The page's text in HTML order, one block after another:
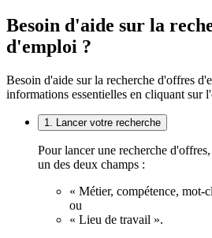
Besoin d'aide sur la
d'emploi ?
Besoin d'aide sur la recherche d'offres
informations essentielles en cliquant sur
1. Lancer votre recherche
Pour lancer une recherche
un des deux champs :
« Métier, compétence, mot-
ou
« Lieu de travail ».